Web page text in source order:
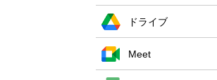
ドライブ
Meet